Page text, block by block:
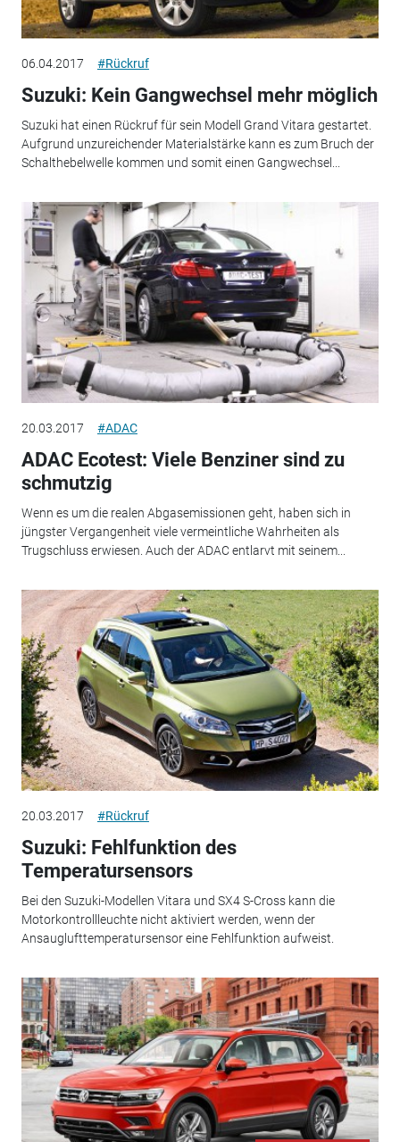
06.04.2017 #Rückruf
Suzuki: Kein Gangwechsel mehr möglich
Suzuki hat einen Rückruf für sein Modell Grand Vitara gestartet.
Aufgrund unzureichender Materialstärke kann es zum Bruch der
Schalthebelwelle kommen und somit einen Gangwechsel...
20.03.2017 #ADAC
ADAC Ecotest: Viele Benziner sind zu
schmutzig
Wenn es um die realen Abgasemissionen geht, haben sich in
jüngster Vergangenheit viele vermeintliche Wahrheiten als
Trugschluss erwiesen. Auch der ADAC entlarvt mit seinem...
20.03.2017 #Rückruf
Suzuki: Fehlfunktion des
Temperatursensors
Bei den Suzuki-Modellen Vitara und SX4 S-Cross kann die
Motorkontrollleuchte nicht aktiviert werden, wenn der
Ansauglufttemperatursensor eine Fehlfunktion aufweist.